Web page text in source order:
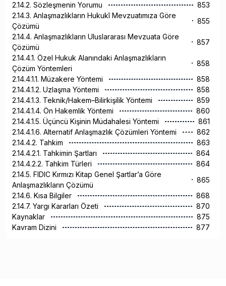
2.14.2. Sözleşmenin Yorumu
853
2.14.3. Anlaşmazlıkların Hukukî Mevzuatımıza Göre
Çözümü
855
2.14.4. Anlaşmazlıkların Uluslararası Mevzuata Göre
Çözümü
857
2.14.4.1. Özel Hukuk Alanındaki Anlaşmazlıkların
Çözüm Yöntemleri
858
2.14.4.1.1. Müzakere Yöntemi
858
2.14.4.1.2. Uzlaşma Yöntemi
858
2.14.4.1.3. Teknik/Hakem–Bilirkişilik Yöntemi
859
2.14.4.1.4. Ön Hakemlik Yöntemi
860
2.14.4.1.5. Üçüncü Kişinin Müdahalesi Yöntemi
861
2.14.4.1.6. Alternatif Anlaşmazlık Çözümleri Yöntemi
862
2.14.4.2. Tahkim
863
2.14.4.2.1. Tahkimin Şartları
864
2.14.4.2.2. Tahkim Türleri
864
2.14.5. FIDIC Kırmızı Kitap Genel Şartlar’a Göre
Anlaşmazlıkların Çözümü
865
2.14.6. Kısa Bilgiler
868
2.14.7. Yargı Kararları Özeti
870
Kaynaklar
875
Kavram Dizini
877